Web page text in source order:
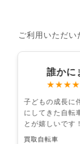
ご利用いただい
誰かに
子どもの成長に
にしてきた自転
とが嬉しいです！
買取自転車